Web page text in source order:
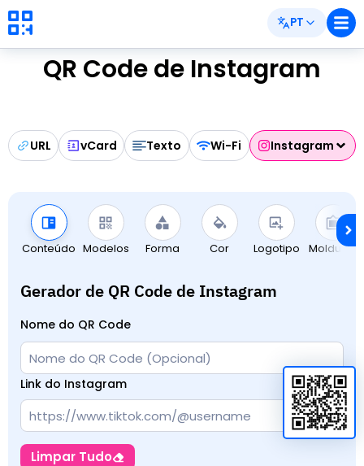
PT
QR Code de Instagram
URL vCard Texto Wi-Fi Instagram
Conteúdo Modelos Forma Cor Logotipo Molduras
Gerador de QR Code de Instagram
Nome do QR Code
Link do Instagram
Limpar Tudo